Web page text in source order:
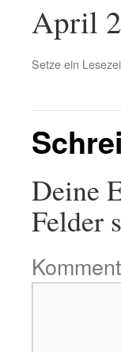
April
Setze ein
Deine
Felder